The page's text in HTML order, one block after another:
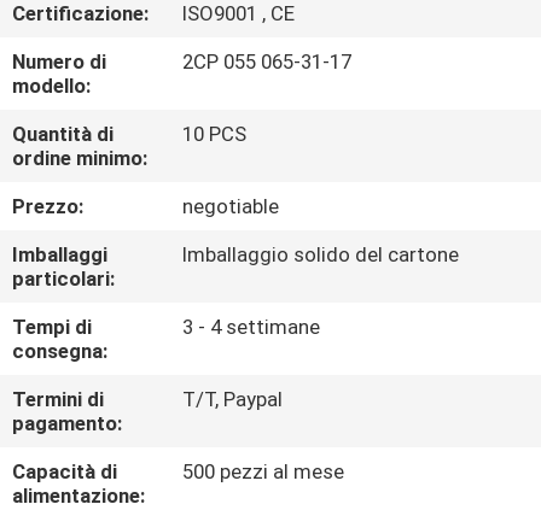
GIRO
DELLA
FABBRICA
CONTROLLO
DI
QUALITÀ
CONTATTO
STATI
UNITI
Certificazione:
ISO9001 , CE
Numero di
modello:
2CP 055 065-31-17
Quantità di
ordine minimo:
10 PCS
Prezzo:
negotiable
Imballaggi
particolari:
Imballaggio solido del cartone
Tempi di
consegna:
3 - 4 settimane
Termini di
pagamento:
T/T, Paypal
Capacità di
alimentazione:
500 pezzi al mese